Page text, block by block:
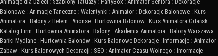
Animacje dla Dzieci : Szablony Tatuaży : PartyBox : Animator Seniora : Dekoracje
Balonowe : Animacje Taneczne : Walentynki : Animator : Dekoracje Balonowe : Kurs
Animatora : Balony z Helem : Anonse : Hurtownia Balonów : Kurs Animatora Gdańsk :
Katalog Firm : Hurtownia Animatora : Balony : Akademia Animatora : Balony Warszawa :
Bańki Mydlane : Hurtownia Balonów : Kurs Balonowe Dekoracje : Informacje : Animator
Zabaw : Kurs Balonowych Dekoracji : SEO : Animator Czasu Wolnego : Informacje